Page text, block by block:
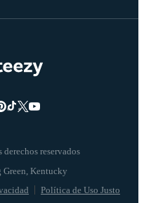
reservados
Política de Uso Justo